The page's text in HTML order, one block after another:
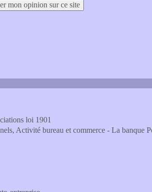
loi 1901
Activité bureau et commerce - La banque